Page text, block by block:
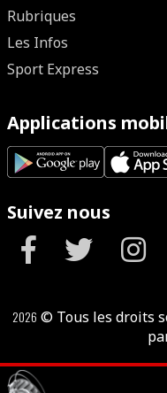
Rubriques
Les Infos
Sport Express
Applications
Suivez nous
2026 © Tous les droits